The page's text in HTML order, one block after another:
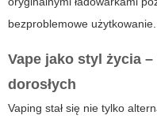
bezproblemowe użytkowanie.
Vape jako styl życia
dorosłych
Vaping stał się nie tylko